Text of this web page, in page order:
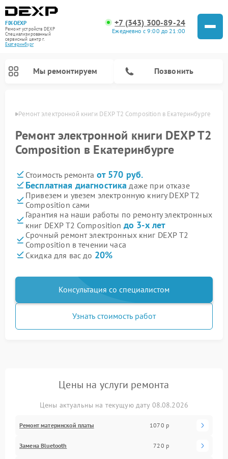
FIX-DEXP
Ремонт устройств DEXP
Специализированный
cервисный центр г.
Екатеринбург
+7 (343) 300-89-24
Ежедневно с 9:00 до 21:00
Мы ремонтируем Позвонить
Ремонт электронной книги DEXP T2 Composition в Екатеринбурге
Ремонт электронной книги DEXP T2
Composition в Екатеринбурге
Стоимость ремонта от 570 руб.
Бесплатная диагностика даже при отказе
Привезем и увезем электронную книгу DEXP T2
Composition сами
Гарантия на наши работы по ремонту электронных
книг DEXP T2 Composition до 3-х лет
Срочный ремонт электронных книг DEXP T2
Composition в течении часа
Скидка для вас до 20%
Консультация со специалистом
Узнать стоимость работ
Цены на услуги ремонта
Цены актуальны на текущую дату 08.08.2026
Ремонт материнской платы 1070 р
Замена Bluetooth 720 р